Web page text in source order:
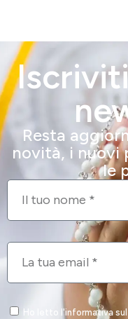
Resta
novità, i nuovi
le
Ho letto l'informativa